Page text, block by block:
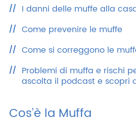
I danni delle muffe alla
Come prevenire le muffe
Come si correggono le
Problemi di muffa e rischi
ascolta il podcast e scopri
Cos’è la Muffa